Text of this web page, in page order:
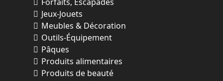
Jeux-Jouets
Meubles & Décoration
Outils-Équipement
Pâques
Produits alimentaires
Produits de beauté